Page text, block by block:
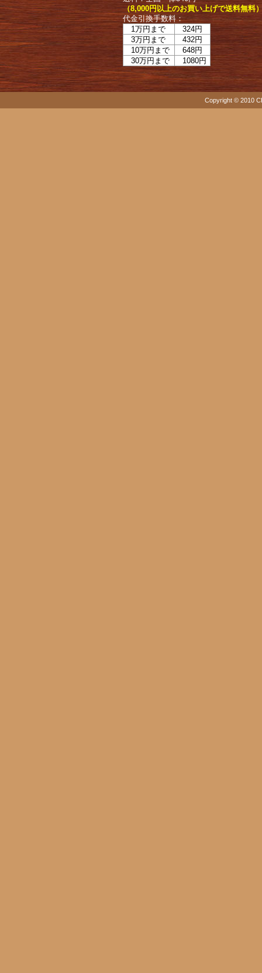
（8,000円以上のお買い上げで送料無料
代金引換手数料：
1万円まで
324円
3万円まで
432円
10万円まで
648円
30万円まで
1080円
Copyright © 2010